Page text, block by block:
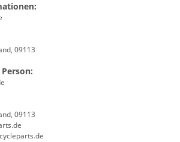
09113
09113